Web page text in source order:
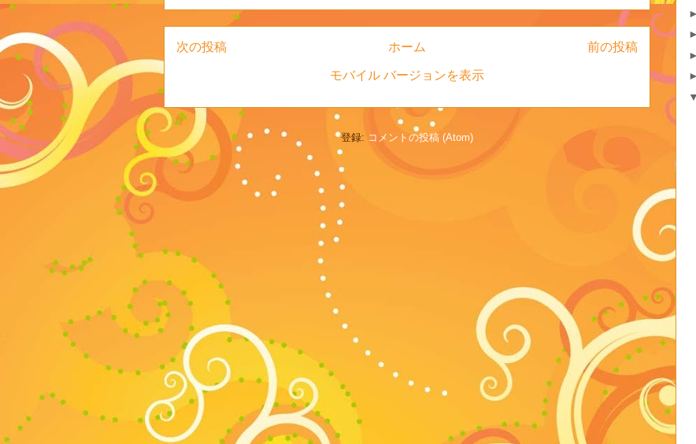
次の投稿 前の投稿
ホーム
モバイル バージョンを表示
登録: コメントの投稿 (Atom)